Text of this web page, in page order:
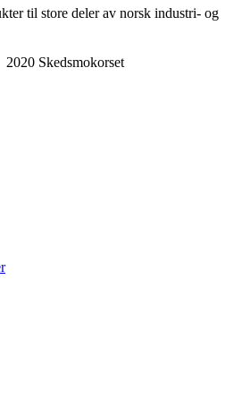
til store deler av norsk industri- og
Skedsmokorset